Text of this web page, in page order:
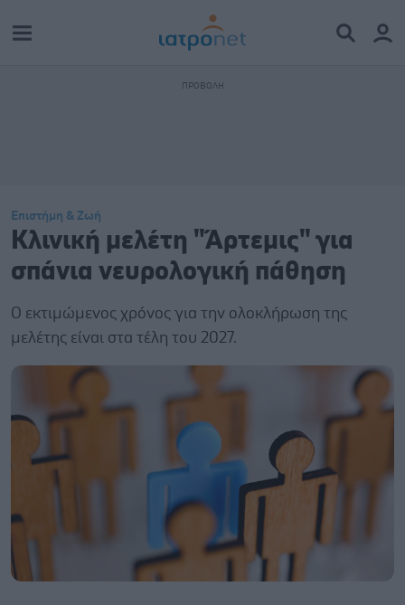
Επιστήμη & Ζωή
Κλινική μελέτη "Άρτεμις" για
σπάνια νευρολογική πάθηση
Ο εκτιμώμενος χρόνος για την ολοκλήρωση της
μελέτης είναι στα τέλη του 2027.